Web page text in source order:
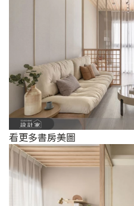
看更多書房美圖